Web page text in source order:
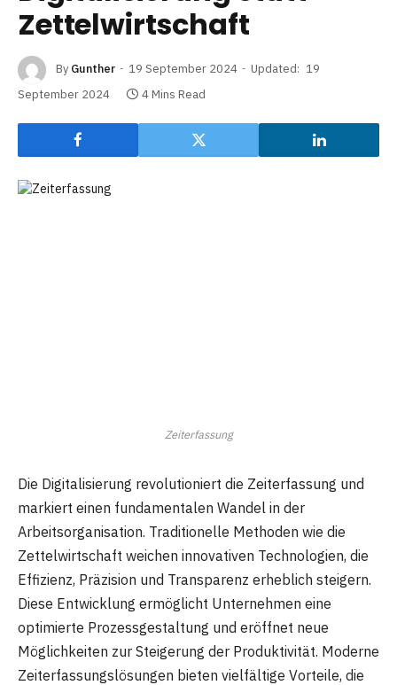
Zettelwirtschaft
By Gunther 19 September 2024 Updated: 19
September 2024
4 Mins Read
Zeiterfassung
Die Digitalisierung revolutioniert die Zeiterfassung und
markiert einen fundamentalen Wandel in der
Arbeitsorganisation. Traditionelle Methoden wie die
Zettelwirtschaft weichen innovativen Technologien, die
Effizienz, Präzision und Transparenz erheblich steigern.
Diese Entwicklung ermöglicht Unternehmen eine
optimierte Prozessgestaltung und eröffnet neue
Möglichkeiten zur Steigerung der Produktivität. Moderne
Zeiterfassungslösungen bieten vielfältige Vorteile, die